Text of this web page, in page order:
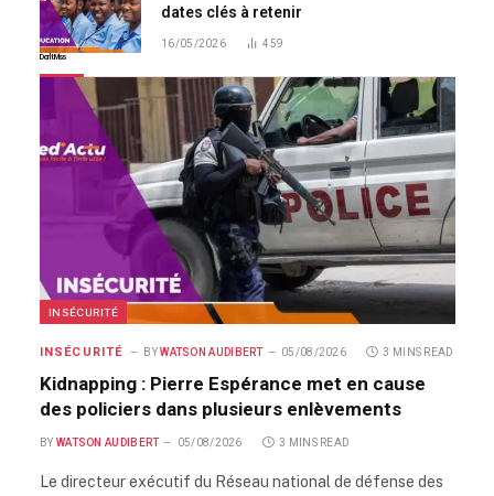
dates clés à retenir
16/05/2026 459
Don't Miss
INSÉCURITÉ
INSÉCURITÉ BY WATSON AUDIBERT 05/08/2026 3 MINS READ
Kidnapping : Pierre Espérance met en cause
des policiers dans plusieurs enlèvements
BY WATSON AUDIBERT 05/08/2026 3 MINS READ
Le directeur exécutif du Réseau national de défense des